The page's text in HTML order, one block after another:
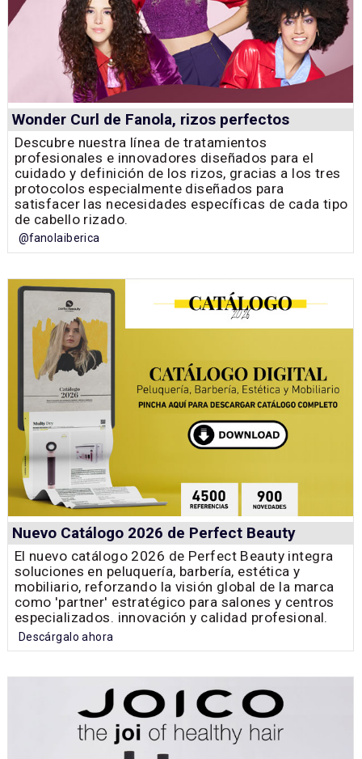
Wonder Curl de Fanola, rizos perfectos
Descubre nuestra línea de tratamientos
profesionales e innovadores diseñados para el
cuidado y definición de los rizos, gracias a los tres
protocolos especialmente diseñados para
satisfacer las necesidades específicas de cada tipo
de cabello rizado.
@fanolaiberica
Nuevo Catálogo 2026 de Perfect Beauty
El nuevo catálogo 2026 de Perfect Beauty integra
soluciones en peluquería, barbería, estética y
mobiliario, reforzando la visión global de la marca
como 'partner' estratégico para salones y centros
especializados. innovación y calidad profesional.
Descárgalo ahora